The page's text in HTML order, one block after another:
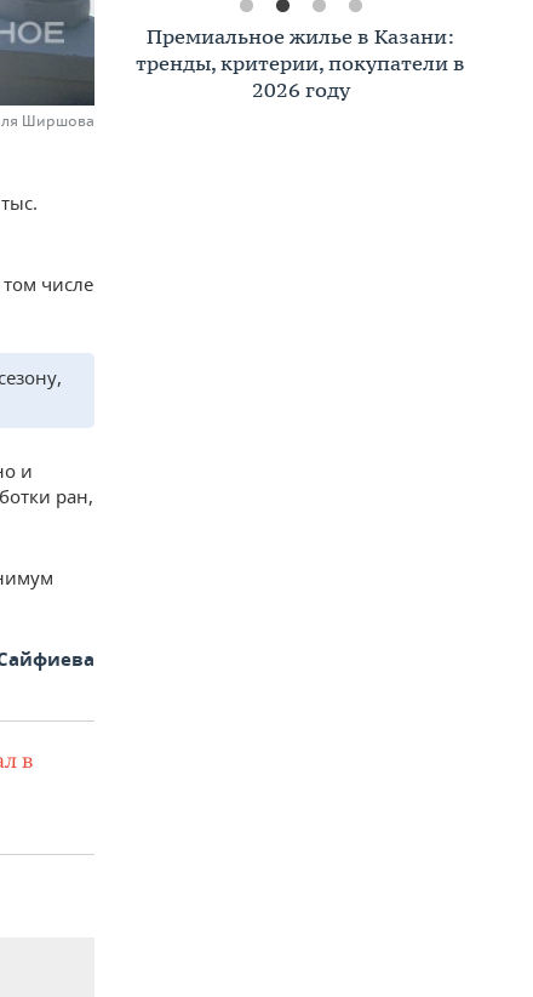
Ширшова
числе
и
ран,
в
Премиальное жилье в Казани:
тренды, критерии, покупатели в
2026 году